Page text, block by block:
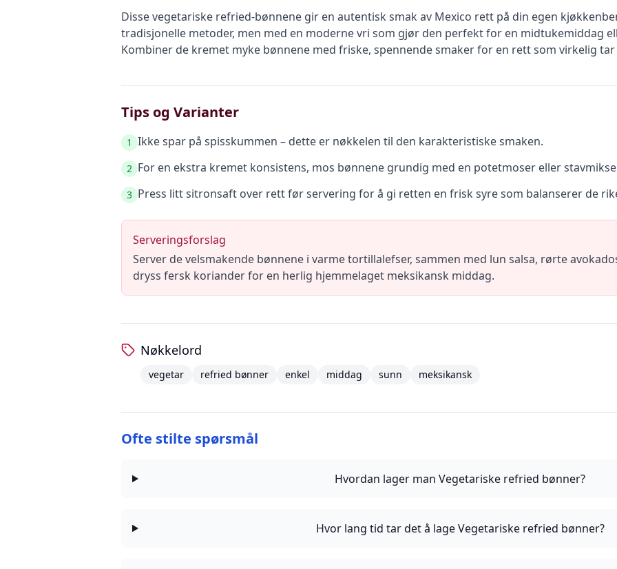
Disse vegetariske refried-bønnene gir en autentisk smak av Mexico rett på din egen
tradisjonelle metoder, men med en moderne vri som gjør den perfekt for en midtukemiddag
Kombiner de kremet myke bønnene med friske, spennende smaker for en rett som virkelig
Tips og Varianter
1 Ikke spar på spisskummen – dette er nøkkelen til den karakteristiske smaken.
2 For en ekstra kremet konsistens, mos bønnene grundig med en potetmoser eller
3 Press litt sitronsaft over rett før servering for å gi retten en frisk syre som balanserer de
Serveringsforslag
Server de velsmakende bønnene i varme tortillalefser, sammen med lun salsa, rørte
dryss fersk koriander for en herlig hjemmelaget meksikansk middag.
Nøkkelord
vegetar refried bønner enkel middag sunn meksikansk
Ofte stilte spørsmål
Hvordan lager man Vegetariske refried bønner?
Hvor lang tid tar det å lage Vegetariske refried bønner?